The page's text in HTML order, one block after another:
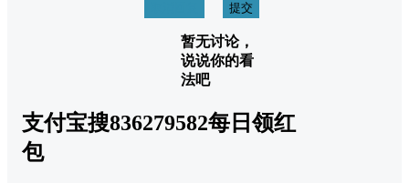
提交
暂无讨论，
说说你的看
法吧
支付宝搜836279582每日领红
包